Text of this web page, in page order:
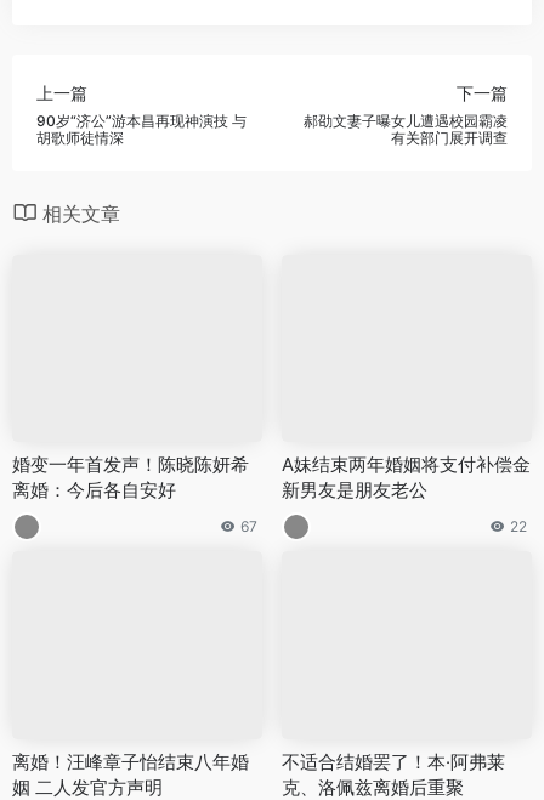
上一篇
90岁“济公”游本昌再现神演技 与
胡歌师徒情深
下一篇
郝劭文妻子曝女儿遭遇校园霸凌
有关部门展开调查
相关文章
婚变一年首发声！陈晓陈妍希
离婚：今后各自安好
67
A妹结束两年婚姻将支付补偿金
新男友是朋友老公
22
离婚！汪峰章子怡结束八年婚
姻 二人发官方声明
不适合结婚罢了！本·阿弗莱
克、洛佩兹离婚后重聚